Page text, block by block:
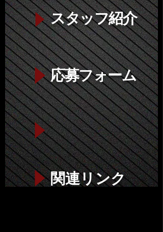
応募フォーム
スタッフ紹介
関連リンク